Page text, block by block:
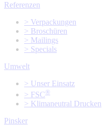
Referenzen
> Verpackungen
> Broschüren
> Mailings
> Specials
Umwelt
> Unser Einsatz
> FSC®
> Klimaneutral Drucken
Pinsker